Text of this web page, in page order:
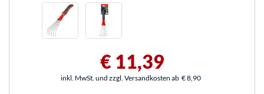
€ 11,39
inkl. MwSt. und zzgl. Versandkosten ab € 8,90